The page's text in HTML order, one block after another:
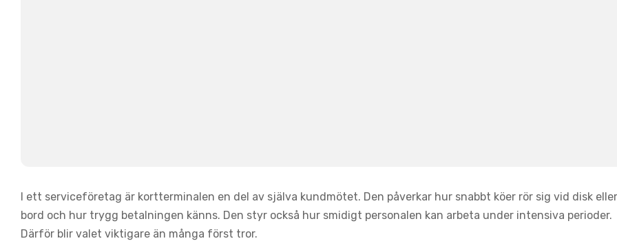
I ett serviceföretag är kortterminalen en del av själva kundmötet. Den påverkar hur snabbt köer rör sig vid disk eller
bord och hur trygg betalningen känns. Den styr också hur smidigt personalen kan arbeta under intensiva perioder.
Därför blir valet viktigare än många först tror.